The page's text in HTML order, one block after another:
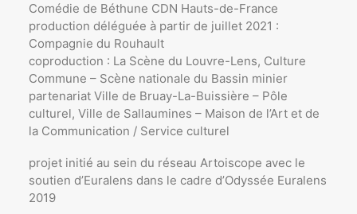
Comédie de Béthune CDN Hauts-de-France
production déléguée à partir de juillet 2021 :
Compagnie du Rouhault
coproduction : La Scène du Louvre-Lens, Culture
Commune – Scène nationale du Bassin minier
partenariat Ville de Bruay-La-Buissière – Pôle
culturel, Ville de Sallaumines – Maison de l’Art et de
la Communication / Service culturel
projet initié au sein du réseau Artoiscope avec le
soutien d’Euralens dans le cadre d’Odyssée Euralens
2019